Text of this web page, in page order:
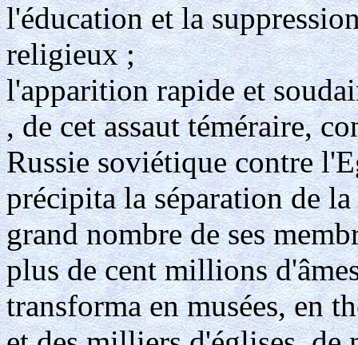
l'éducation et la
religieux ;
l'apparition rapide et
, de cet assaut téméraire,
Russie soviétique contre
précipita la séparation de
grand nombre de ses
plus de cent millions
transforma en musées, en